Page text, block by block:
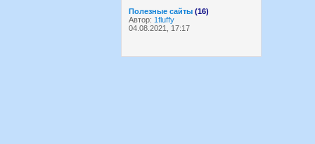
Полезные сайты (16)
Автор: 1fluffy
04.08.2021, 17:17